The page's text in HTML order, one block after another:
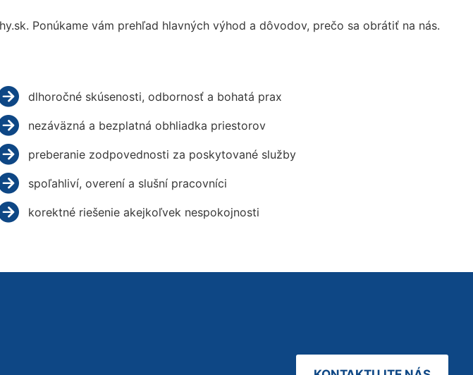
Ponúkame vám prehľad hlavných výhod a dôvodov, prečo sa obrátiť na nás.
dlhoročné skúsenosti, odbornosť a bohatá prax
nezáväzná a bezplatná obhliadka priestorov
preberanie zodpovednosti za poskytované služby
spoľahliví, overení a slušní pracovníci
korektné riešenie akejkoľvek nespokojnosti